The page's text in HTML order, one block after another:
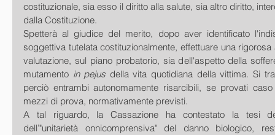
costituzionale, sia esso il diritto alla salute, sia altro diritto,
dalla Costituzione.
Spetterà al giudice del merito, dopo aver identificato
soggettiva tutelata costituzionalmente, effettuare una
valutazione, sul piano probatorio, sia dell'aspetto della
mutamento in pejus della vita quotidiana della vittima. Si
perciò entrambi autonomamente risarcibili, se provati
mezzi di prova, normativamente previsti.
A tal riguardo, la Cassazione ha contestato la tesi
dell’"unitarietà onnicomprensiva" del danno biologico,